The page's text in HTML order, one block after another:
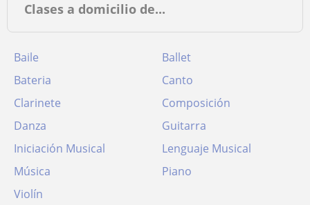
Clases a domicilio de...
Baile
Ballet
Bateria
Canto
Clarinete
Composición
Danza
Guitarra
Iniciación Musical
Lenguaje Musical
Música
Piano
Violín